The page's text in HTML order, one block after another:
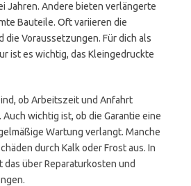
Jahren. Andere bieten verlängerte
Bauteile. Oft variieren die
die Voraussetzungen. Für dich als
ist es wichtig, das Kleingedruckte
ob Arbeitszeit und Anfahrt
wichtig ist, ob die Garantie eine
Wartung verlangt. Manche
durch Kalk oder Frost aus. In
das über Reparaturkosten und